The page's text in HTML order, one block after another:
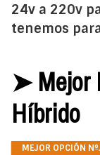
24v a 220v
tenemos
➤ Mejor
Híbrido
MEJOR OPCIÓN